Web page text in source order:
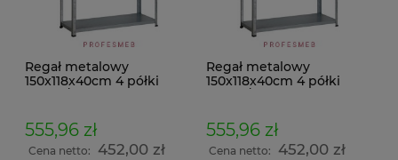
Regał metalowy
150x118x40cm 4 półki
dokumenty w archiwum i
do magazynu
555,96 zł
Cena netto: 452,00 zł
Regał metalowy
150x118x40cm 4 półki
dokumenty w archiwum i
do magazynu
555,96 zł
Cena netto: 452,00 zł